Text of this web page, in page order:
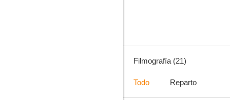
Filmografía (21)
Todo Reparto